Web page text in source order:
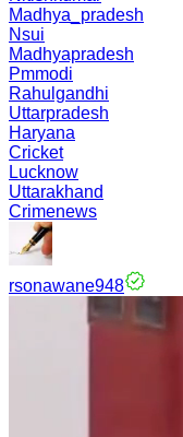
Madhya_pradesh
Nsui
Madhyapradesh
Pmmodi
Rahulgandhi
Uttarpradesh
Haryana
Cricket
Lucknow
Uttarakhand
Crimenews
rsonawane948